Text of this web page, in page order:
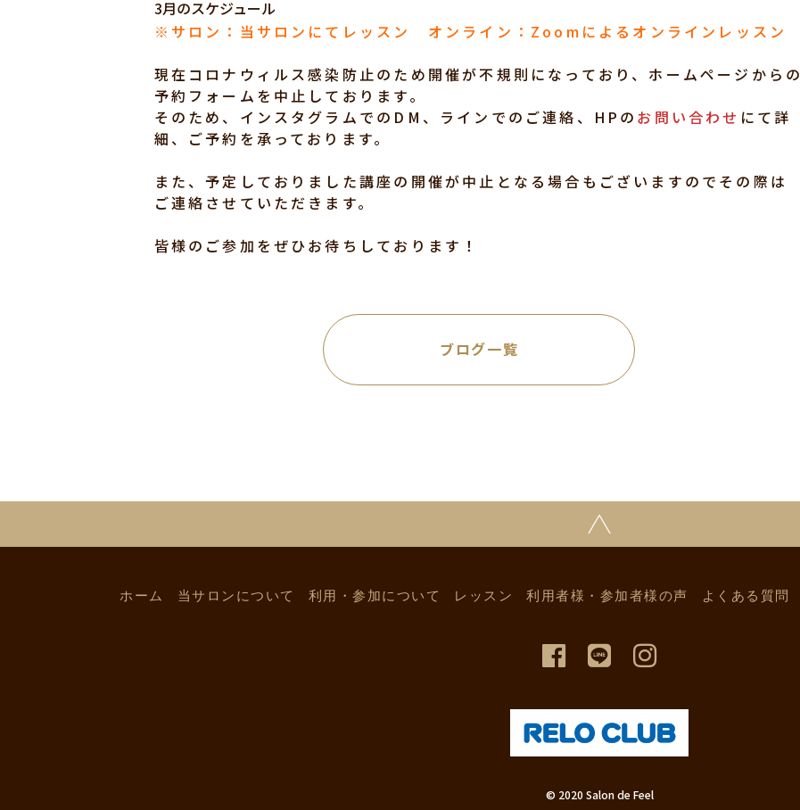
3月のスケジュール
※サロン：当サロンにてレッスン オンライン：Zoomによるオンラインレッスン
現在コロナウィルス感染防止のため開催が不規則になっており、ホームページからの
予約フォームを中止しております。
そのため、インスタグラムでのDM、ラインでのご連絡、HPの お問い合わせ にて詳
細、ご予約を承っております。
また、予定しておりました講座の開催が中止となる場合もございますのでその際は
ご連絡させていただきます。
皆様のご参加をぜひお待ちしております！
ブログ一覧
ホーム 当サロンについて 利用・参加について レッスン 利用者様・参加者様の声 よくある質問
© 2020 Salon de Feel